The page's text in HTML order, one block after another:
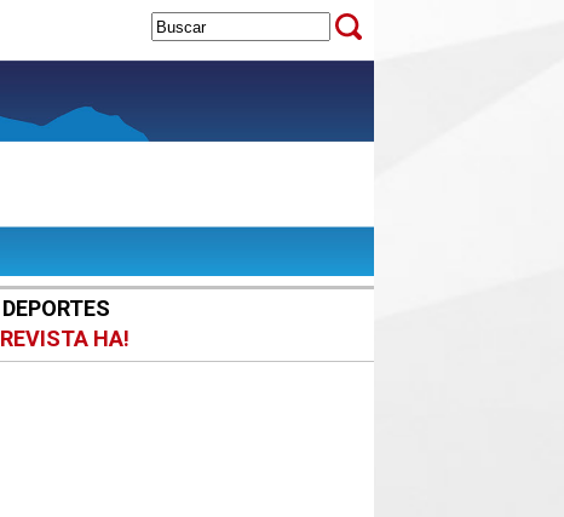
DEPORTES
REVISTA HA!